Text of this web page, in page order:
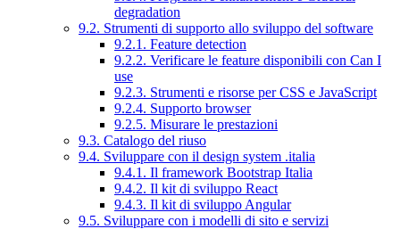
degradation
9.2. Strumenti di supporto allo sviluppo del software
9.2.1. Feature detection
9.2.2. Verificare le feature disponibili con Can I
use
9.2.3. Strumenti e risorse per CSS e JavaScript
9.2.4. Supporto browser
9.2.5. Misurare le prestazioni
9.3. Catalogo del riuso
9.4. Sviluppare con il design system .italia
9.4.1. Il framework Bootstrap Italia
9.4.2. Il kit di sviluppo React
9.4.3. Il kit di sviluppo Angular
9.5. Sviluppare con i modelli di sito e servizi